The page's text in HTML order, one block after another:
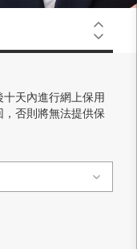
天內進行網上保用
否則將無法提供保